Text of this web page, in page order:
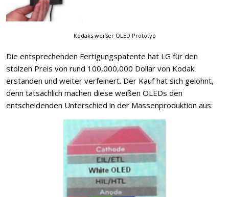
Kodaks weißer OLED Prototyp
Die entsprechenden Fertigungspatente hat LG für den
stolzen Preis von rund 100,000,000 Dollar von Kodak
erstanden und weiter verfeinert. Der Kauf hat sich gelohnt,
denn tatsächlich machen diese weißen OLEDs den
entscheidenden Unterschied in der Massenproduktion aus: